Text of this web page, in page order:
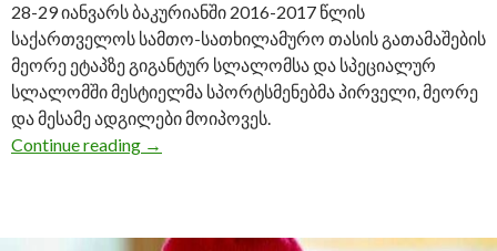
28-29 იანვარს ბაკურიანში 2016-2017 წლის
საქართველოს სამთო-სათხილამურო თასის გათამაშების
მეორე ეტაპზე გიგანტურ სლალომსა და სპეციალურ
სლალომში მესტიელმა სპორტსმენებმა პირველი, მეორე
და მესამე ადგილები მოიპოვეს.
Continue reading მესტიელმა სამთო-მეთხილამურეებმა
→